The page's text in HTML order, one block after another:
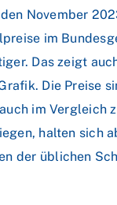
November
im
Das zeigt
Die Preise
im Vergleich
halten sich
der üblichen